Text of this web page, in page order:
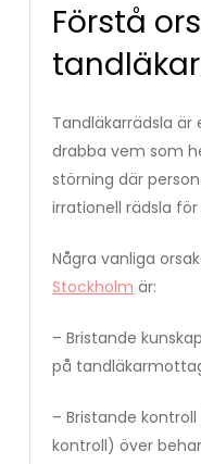
Förstå
Tandläkarrädsla
drabba vem som
störning där
irrationell rädsla
Några vanliga
Stockholm är:
– Bristande
på
– Bristande
kontroll) över